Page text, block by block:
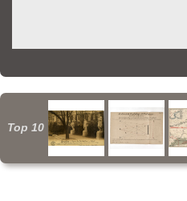
Top 10